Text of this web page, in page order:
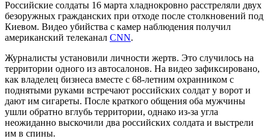
Российские солдаты 16 марта хладнокровно расстреляли двух
безоружных гражданских при отходе после столкновений под
Киевом. Видео убийства с камер наблюдения получил
американский телеканал CNN.
Журналисты установили личности жертв. Это случилось на
территории одного из автосалонов. На видео зафиксировано,
как владелец бизнеса вместе с 68-летним охранником с
поднятыми руками встречают российских солдат у ворот и
дают им сигареты. После краткого общения оба мужчины
ушли обратно вглубь территории, однако из-за угла
неожиданно выскочили два российских солдата и выстрели
им в спины.